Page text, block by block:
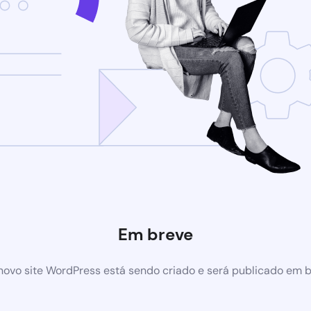
Em breve
site WordPress está sendo criado e será publicado em